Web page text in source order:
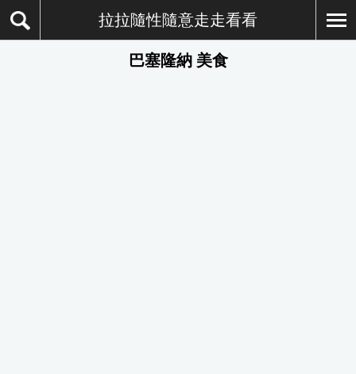
拉拉隨性隨意走走看看
巴塞隆納 美食